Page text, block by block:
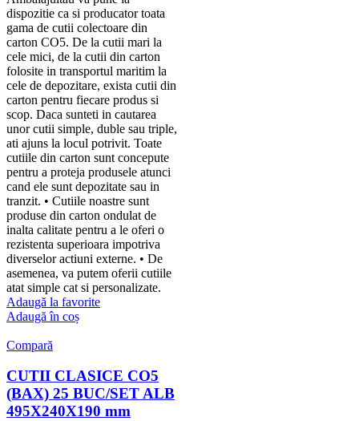
dispozitie ca si producator toata
gama de cutii colectoare din
carton CO5. De la cutii mari la
cele mici, de la cutii din carton
folosite in transportul maritim la
cele de depozitare, exista cutii din
carton pentru fiecare produs si
scop. Daca sunteti in cautarea
unor cutii simple, duble sau triple,
ati ajuns la locul potrivit. Toate
cutiile din carton sunt concepute
pentru a proteja produsele atunci
cand ele sunt depozitate sau in
tranzit. • Cutiile noastre sunt
produse din carton ondulat de
inalta calitate pentru a le oferi o
rezistenta superioara impotriva
diverselor actiuni externe. • De
asemenea, va putem oferii cutiile
atat simple cat si personalizate.
Adaugă la favorite
Adaugă în coș
Compară
CUTII CLASICE CO5
(BAX) 25 BUC/SET ALB
495X240X190 mm